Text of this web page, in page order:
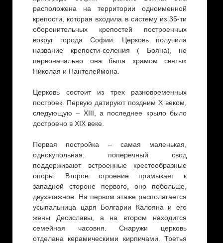
расположена на территории одноименной
крепости, которая входила в систему из 35-ти
оборонительных крепостей построенных
вокруг города Софии. Церковь получила
название крепости-селения ( Бояна), но
первоначально она была храмом святых
Николая и Пантелеймона.
Церковь состоит из трех разновременных
построек. Первую датируют поздним X веком,
следующую – XIII, а последнее крыло было
достроено в XIX веке.
Первая постройка – самая маленькая,
однокупольная, поперечный свод
поддерживают встроенные крестообразные
опоры. Второе строение примыкает к
западной стороне первого, оно побольше,
двухэтажное. На первом этаже располагается
усыпальница царя Болгарии Калояна и его
жены Десиславы, а на втором находится
семейная часовня. Снаружи церковь
отделана керамическими кирпичами. Третья